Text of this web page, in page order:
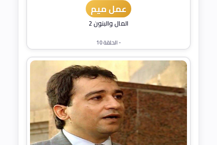
عمل ميم
المال والبنون 2
- الحلقة 10